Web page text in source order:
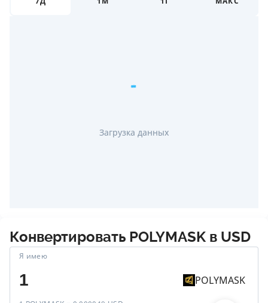
Загрузка данных
Конвертировать POLYMASK в USD
Я имею
POLYMASK